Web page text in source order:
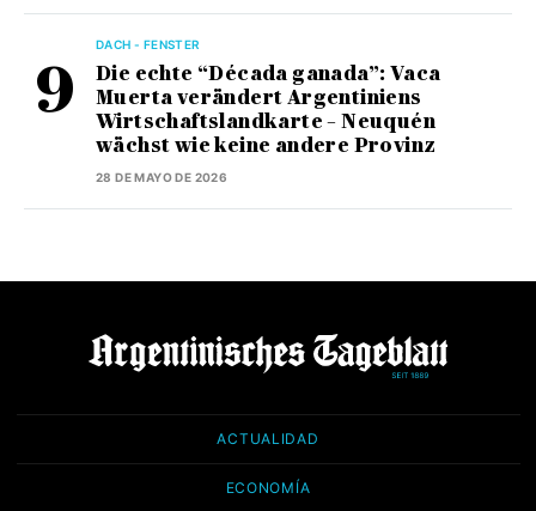
DACH - FENSTER
Die echte “Década ganada”: Vaca
Muerta verändert Argentiniens
Wirtschaftslandkarte – Neuquén
wächst wie keine andere Provinz
28 DE MAYO DE 2026
ACTUALIDAD
ECONOMÍA